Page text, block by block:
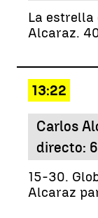
La estrella
Alcaraz.
13:22
Carlos
directo:
15-30.
Alcaraz